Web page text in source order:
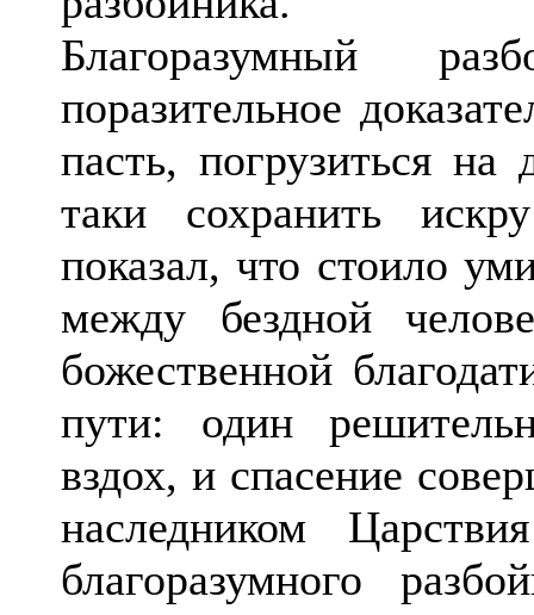
Благоразумный
поразительное
пасть, погрузиться
таки сохранить
показал, что стоило
между бездной
божественной
пути: один
вздох, и спасение
наследником
благоразумного